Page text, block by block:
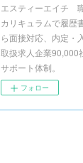
エスティーエイチ
カリキュラムで履歴
ら面接対応、内定・
取扱求人企業90,000
サポート体制。
フォロー